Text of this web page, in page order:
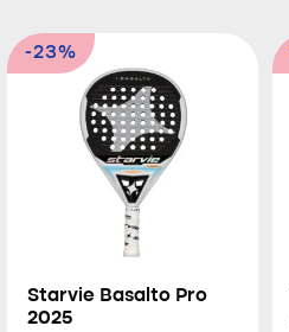
-23%
Starvie Basalto Pro
2025